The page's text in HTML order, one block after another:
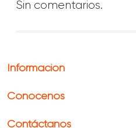
Sin comentarios.
Información
Conócenos
Contáctanos